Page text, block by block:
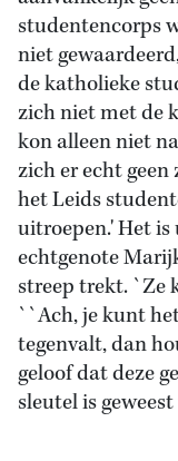
studentencorps
niet
de katholieke
zich niet met de
kon alleen niet
zich er echt
het Leids
uitroepen.' Het
echtgenote
streep trekt. `Ze
``Ach, je kunt
tegenvalt, dan
geloof dat deze
sleutel is